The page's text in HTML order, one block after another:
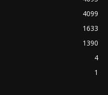
4099
1633
1390
4
1